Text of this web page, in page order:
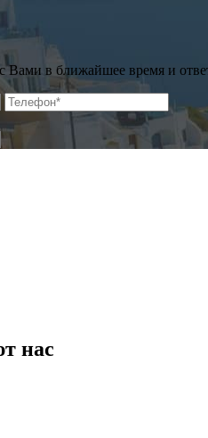
Вами в ближайшее время и
нас